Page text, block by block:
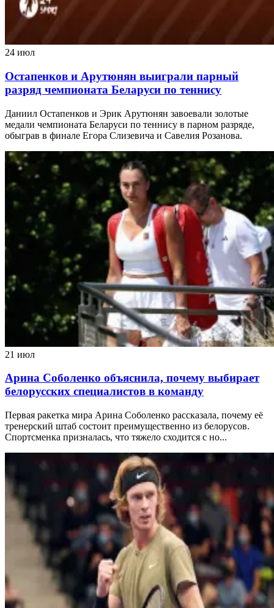
24 июл
Остапенков и Арутюнян выиграли парный
разряд чемпионата Беларуси по теннису
Даниил Остапенков и Эрик Арутюнян завоевали золотые
медали чемпионата Беларуси по теннису в парном разряде,
обыграв в финале Егора Слизевича и Савелия Розанова.
21 июл
Арина Соболенко объяснила, почему выбирает
белорусских специалистов в команду
Первая ракетка мира Арина Соболенко рассказала, почему её
тренерский штаб состоит преимущественно из белорусов.
Спортсменка призналась, что тяжело сходится с но...